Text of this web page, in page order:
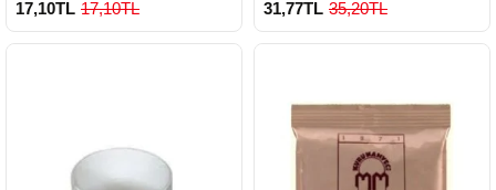
17,10TL 17,10TL 31,77TL 35,20TL